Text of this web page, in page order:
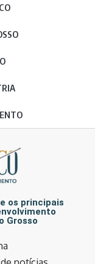
os principais
Grosso